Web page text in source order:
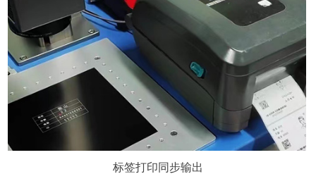
标签打印同步输出